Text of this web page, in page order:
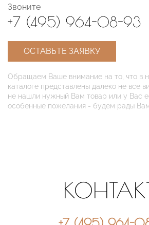
Звоните
+7 (495) 964-08-93
ОСТАВЬТЕ ЗАЯВКУ
Обращаем Ваше внимание на то, что в
каталоге представлены далеко не все
не нашли нужный Вам товар или у Вас
особенные пожелания - будем рады